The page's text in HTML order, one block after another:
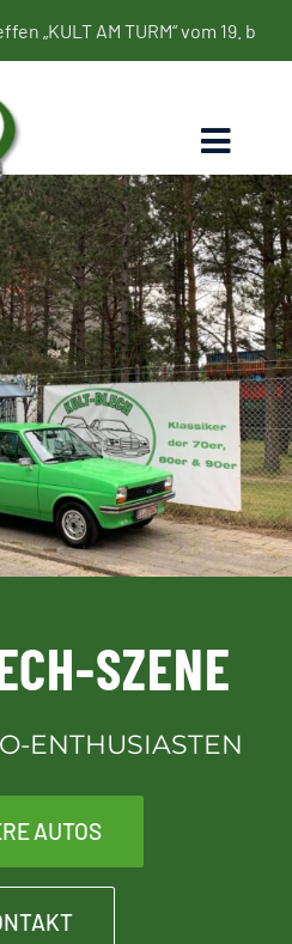
AM TURM“ vom 19. bis 21. Juni
SZENE
ENTHUSIASTEN
AUTOS